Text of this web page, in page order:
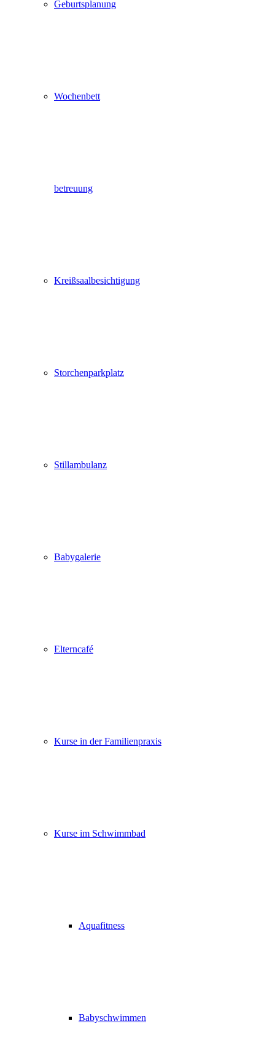
Geburtsplanung
Wochenbett
betreuung
Kreißsaalbesichtigung
Storchenparkplatz
Stillambulanz
Babygalerie
Elterncafé
Kurse in der Familienpraxis
Kurse im Schwimmbad
Aquafitness
Babyschwimmen